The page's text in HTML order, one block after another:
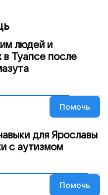
людей и
в Туапсе после
Помочь
для Ярославы
с аутизмом
Помочь